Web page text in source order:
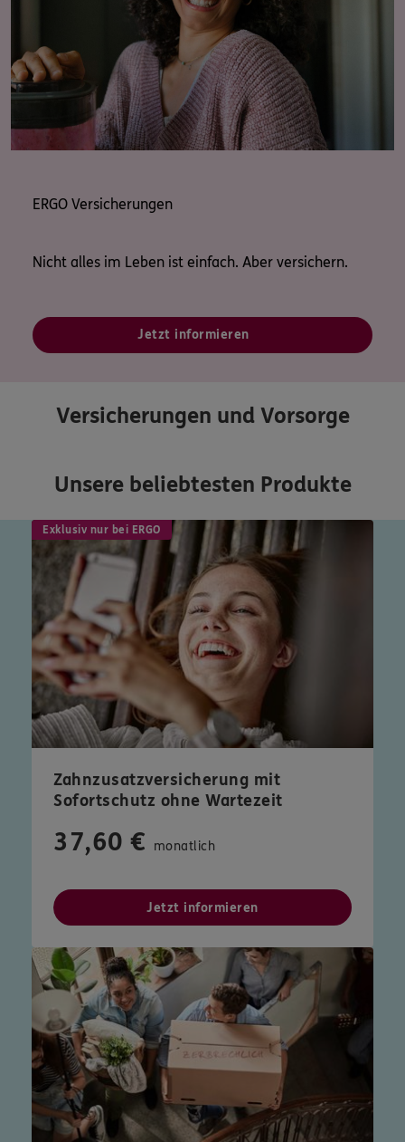
ERGO Versicherungen
Nicht alles im Leben ist einfach. Aber versichern.
Jetzt informieren
Versicherungen und Vorsorge
Unsere beliebtesten Produkte
Exklusiv nur bei ERGO
Zahnzusatzversicherung mit
Sofortschutz ohne Wartezeit
37,60 € monatlich
Jetzt informieren